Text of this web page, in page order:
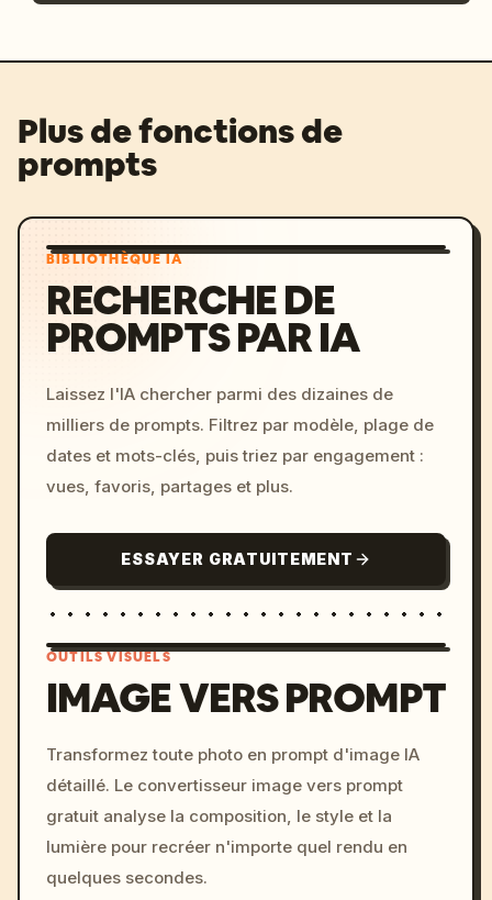
Plus de fonctions de
prompts
BIBLIOTHÈQUE IA
RECHERCHE DE
PROMPTS PAR IA
Laissez l'IA chercher parmi des dizaines de
milliers de prompts. Filtrez par modèle, plage de
dates et mots-clés, puis triez par engagement :
vues, favoris, partages et plus.
ESSAYER GRATUITEMENT
c, cyberpunk sunset, neon
colors, 8k --v 6.0
OUTILS VISUELS
IMAGE VERS PROMPT
Transformez toute photo en prompt d'image IA
détaillé. Le convertisseur image vers prompt
gratuit analyse la composition, le style et la
lumière pour recréer n'importe quel rendu en
quelques secondes.